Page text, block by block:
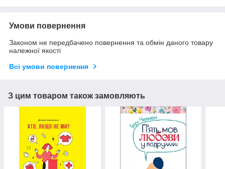
Умови повернення
Законом не передбачено повернення та обмін даного товару
належної якості
Всі умови повернення
З цим товаром також замовляють